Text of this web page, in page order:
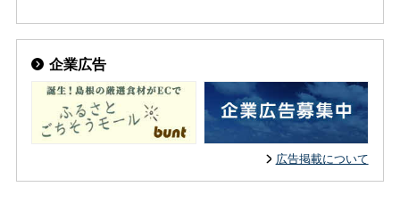
企業広告
広告掲載について